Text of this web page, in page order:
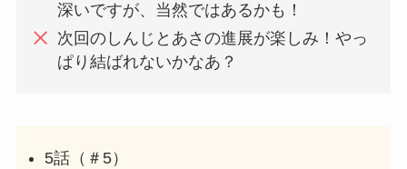
深いですが、当然ではあるかも！
次回のしんじとあさの進展が楽しみ！やっ
ぱり結ばれないかなあ？
5話（＃5）